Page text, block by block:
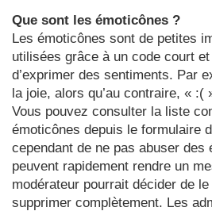
Que sont les émoticônes ?
Les émoticônes sont de petites
utilisées grâce à un code court
d’exprimer des sentiments. Par
la joie, alors qu’au contraire, «
Vous pouvez consulter la liste
émoticônes depuis le formulaire
cependant de ne pas abuser des
peuvent rapidement rendre un
modérateur pourrait décider de
supprimer complètement. Les